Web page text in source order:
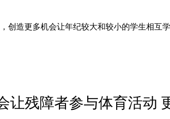
创造更多机会让年纪较大和较小的学生相
让残障者参与体育活动